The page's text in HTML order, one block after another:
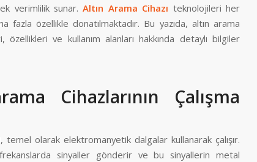
verimlilik sunar.Altın Arama Cihazı teknolojileri her
fazla özellikle donatılmaktadır. Bu yazıda, altın arama
özellikleri ve kullanım alanları hakkında detaylı bilgiler
Cihazlarının Çalışma
temel olarak elektromanyetik dalgalar kullanarak çalışır.
sinyaller gönderir ve bu sinyallerin metal